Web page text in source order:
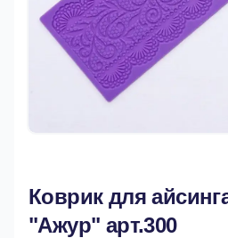
Коврик для
"Ажур" арт.300